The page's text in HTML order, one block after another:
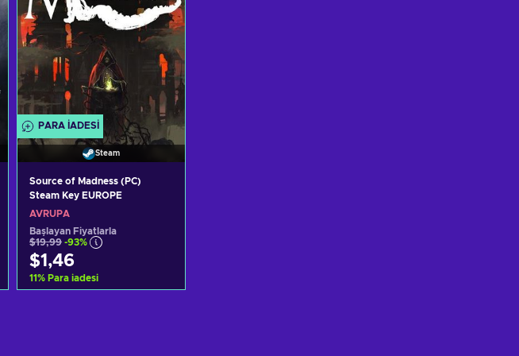
PARA IADESI
Steam
Source of Madness (PC)
Steam Key EUROPE
AVRUPA
Başlayan Fiyatlarla
$19,99 -93%
$1,46
11% Para iadesi